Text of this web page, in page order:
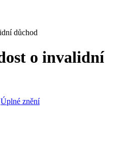
důchod
o invalidní
Úplné znění